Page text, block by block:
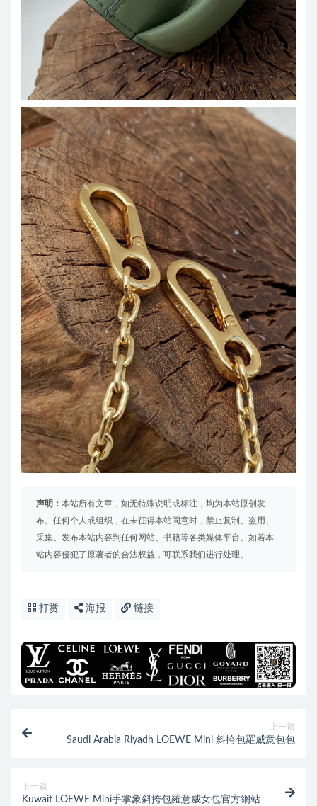
声明： 本站所有文章，如无特殊说明或标注，均为本站原创发
布。任何个人或组织，在未征得本站同意时，禁止复制、盗用、
采集、发布本站内容到任何网站、书籍等各类媒体平台。如若本
站内容侵犯了原著者的合法权益，可联系我们进行处理。
打赏 海报 链接
上一篇
Saudi Arabia Riyadh LOEWE Mini 斜挎包羅威意包包
下一篇
Kuwait LOEWE Mini手掌象斜挎包羅意威女包官方網站